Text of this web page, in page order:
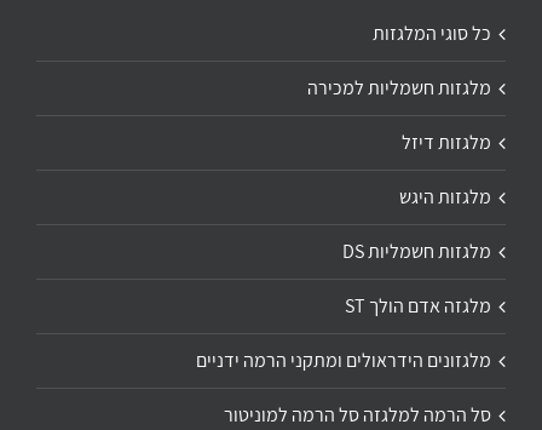
כל סוגי המלגזות
מלגזות חשמליות למכירה
מלגזות דיזל
מלגזות היגש
מלגזות חשמליות DS
מלגזה אדם הולך ST
מלגזונים הידראולים ומתקני הרמה ידניים
סל הרמה למלגזה סל הרמה למוניטור